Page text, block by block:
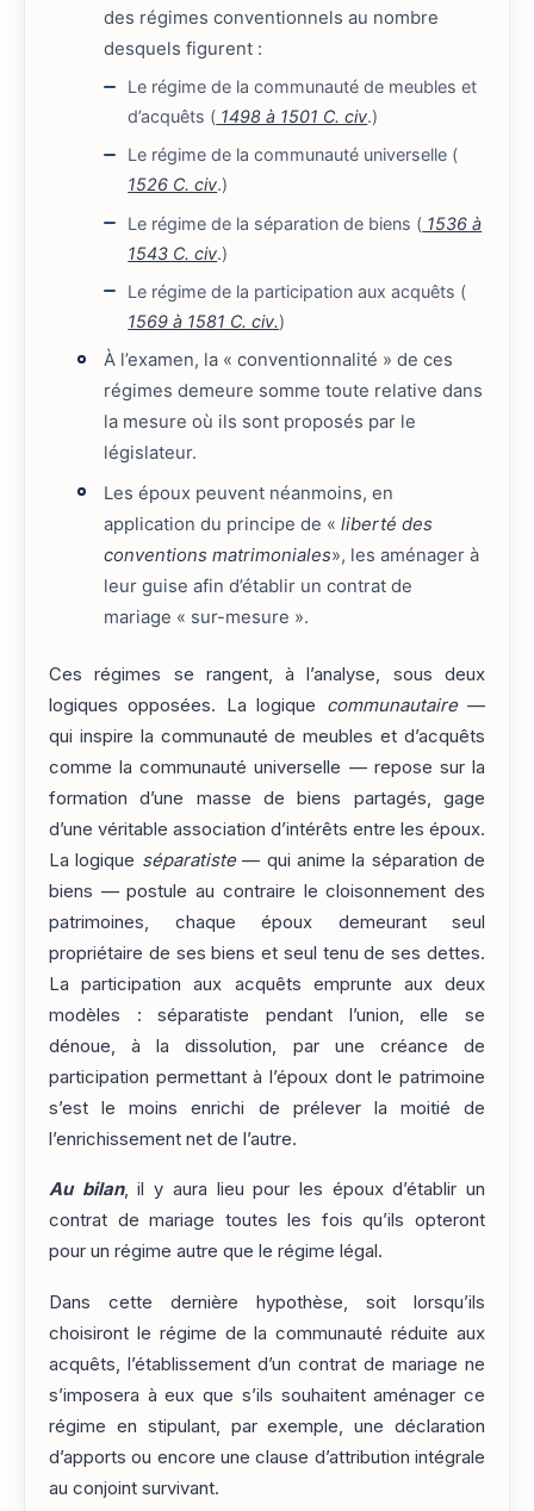
des régimes conventionnels au nombre
desquels figurent :
Le régime de la communauté de meubles et
d’acquêts ( 1498 à 1501 C. civ.)
Le régime de la communauté universelle (
1526 C. civ.)
Le régime de la séparation de biens ( 1536 à
1543 C. civ.)
Le régime de la participation aux acquêts (
1569 à 1581 C. civ.)
À l’examen, la « conventionnalité » de ces
régimes demeure somme toute relative dans
la mesure où ils sont proposés par le
législateur.
Les époux peuvent néanmoins, en
application du principe de «liberté des
conventions matrimoniales», les aménager à
leur guise afin d’établir un contrat de
mariage « sur-mesure ».
Ces régimes se rangent, à l’analyse, sous deux
logiques opposées. La logique communautaire—
qui inspire la communauté de meubles et d’acquêts
comme la communauté universelle — repose sur la
formation d’une masse de biens partagés, gage
d’une véritable association d’intérêts entre les époux.
La logique séparatiste— qui anime la séparation de
biens — postule au contraire le cloisonnement des
patrimoines, chaque époux demeurant seul
propriétaire de ses biens et seul tenu de ses dettes.
La participation aux acquêts emprunte aux deux
modèles : séparatiste pendant l’union, elle se
dénoue, à la dissolution, par une créance de
participation permettant à l’époux dont le patrimoine
s’est le moins enrichi de prélever la moitié de
l’enrichissement net de l’autre.
Au bilan, il y aura lieu pour les époux d’établir un
contrat de mariage toutes les fois qu’ils opteront
pour un régime autre que le régime légal.
Dans cette dernière hypothèse, soit lorsqu’ils
choisiront le régime de la communauté réduite aux
acquêts, l’établissement d’un contrat de mariage ne
s’imposera à eux que s’ils souhaitent aménager ce
régime en stipulant, par exemple, une déclaration
d’apports ou encore une clause d’attribution intégrale
au conjoint survivant.